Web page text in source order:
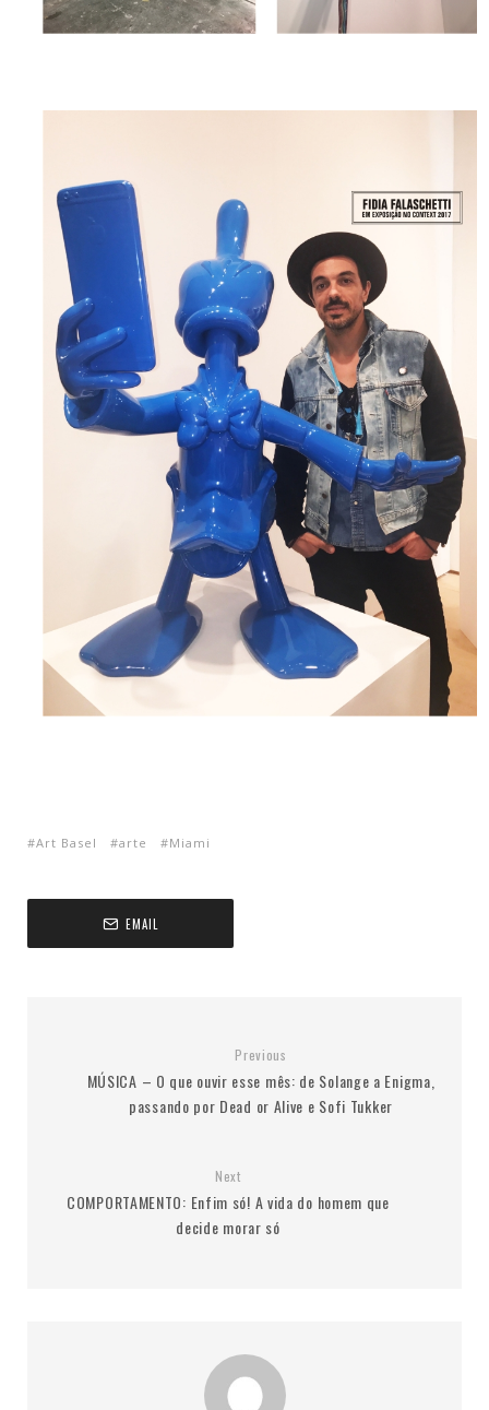
Art Basel arte Miami
EMAIL
Previous
MÚSICA – O que ouvir esse mês: de Solange a Enigma,
passando por Dead or Alive e Sofi Tukker
Next
COMPORTAMENTO: Enfim só! A vida do homem que
decide morar só